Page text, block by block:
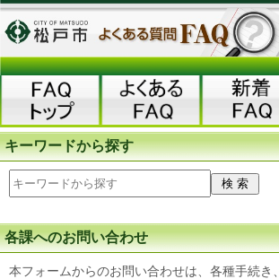
キーワードから探す
各課へのお問い合わせ
本フォームからのお問い合わせは、各種手続き